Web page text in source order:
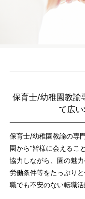
保育士/幼稚園教諭
て広
保育士/幼稚園教諭の専
園から“皆様に会えるこ
協力しながら、園の魅
労働条件等をたっぷり
職でも不安のない転職